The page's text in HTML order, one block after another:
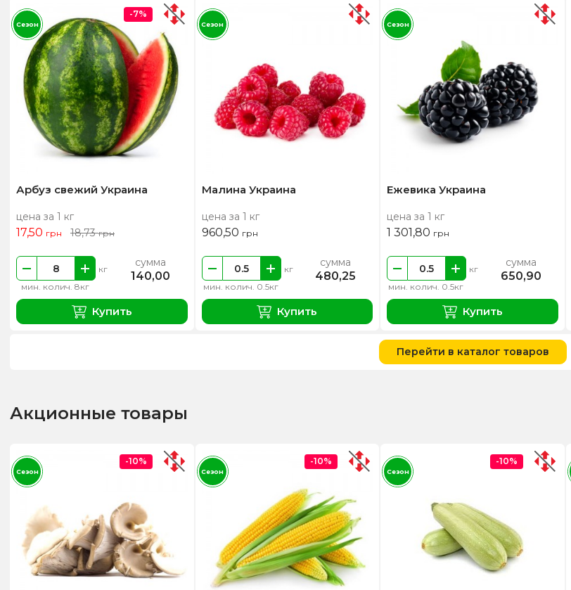
Арбуз свежий Украина
цена за 1 кг
17,50 грн 18,73грн
мин. колич. 8кг
кг сумма
140,00
Купить
-7%
Сезон
Малина Украина
цена за 1 кг
960,50 грн
мин. колич. 0.5кг
кг сумма
480,25
Купить
Сезон
Ежевика Украина
цена за 1 кг
1 301,80 грн
мин. колич. 0.5кг
кг сумма
650,90
Купить
Сезон
Перейти в каталог товаров
Акционные товары
-10%
Сезон
-10%
Сезон
-10%
Сезон